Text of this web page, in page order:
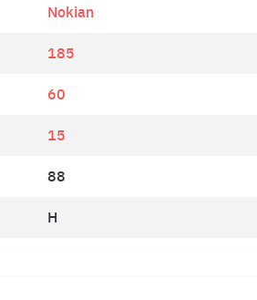
Nokian
185
60
15
88
H